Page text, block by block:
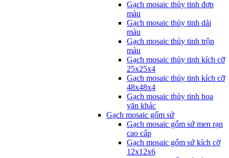
Gạch mosaic thủy tinh đơn
màu
Gạch mosaic thủy tinh dải
màu
Gạch mosaic thủy tinh trộn
màu
Gạch mosaic thủy tinh kích cỡ
25x25x4
Gạch mosaic thủy tinh kích cỡ
48x48x4
Gạch mosaic thủy tinh hoa
văn khác
Gạch mosaic gốm sứ
Gạch mosaic gốm sứ men rạn
cao cấp
Gạch mosaic gốm sứ kích cỡ
12x12x6